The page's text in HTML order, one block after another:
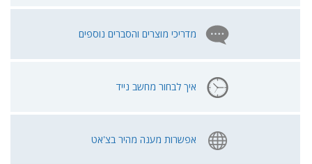
מדריכי מוצרים והסברים נוספים
איך לבחור מחשב נייד
אפשרות מענה מהיר בצ'אט